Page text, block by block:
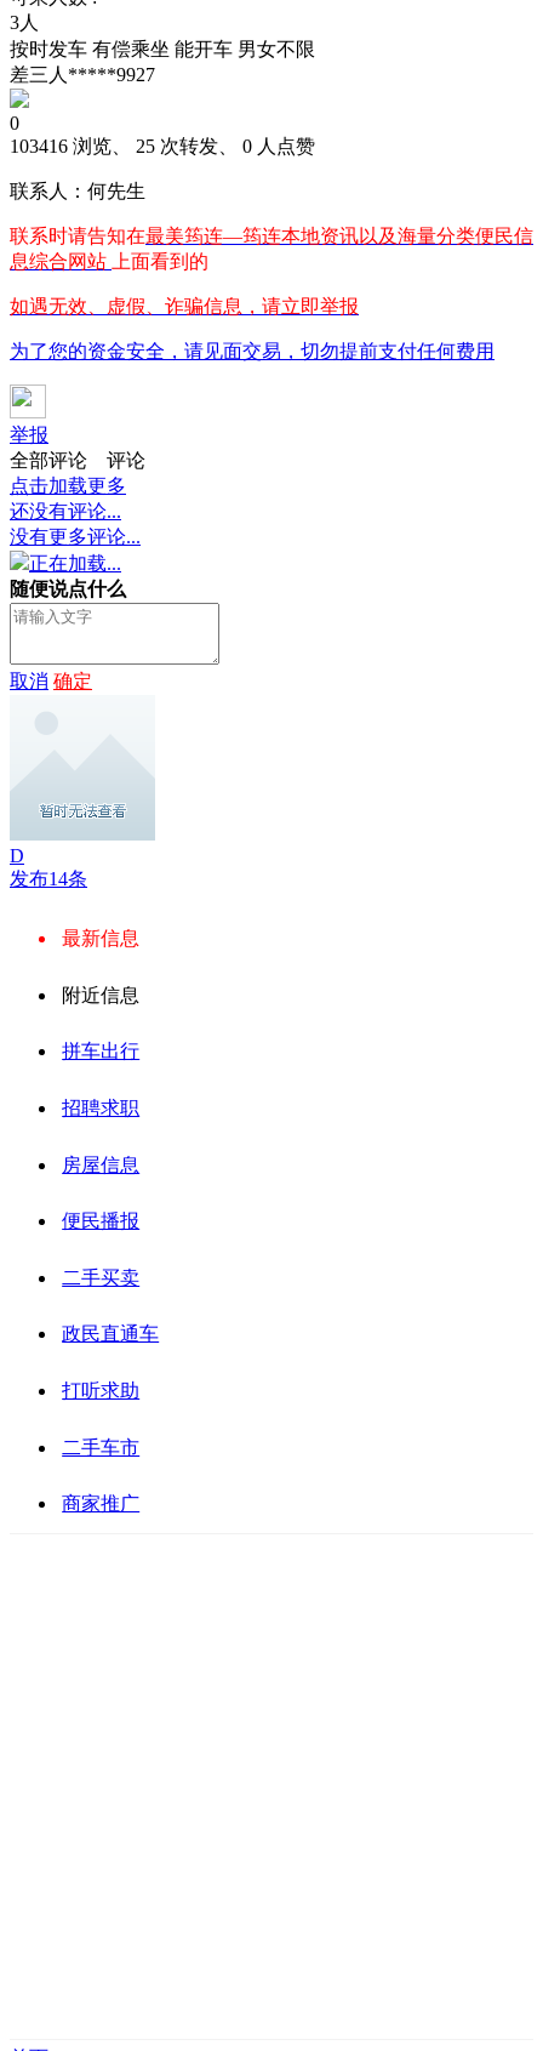
3人
按时发车 有偿乘坐 能开车 男女不限
差三人*****9927
0
103416 浏览、 25 次转发、 0 人点赞
联系人：何先生
联系时请告知在最美筠连—筠连本地资讯以及海量分类便民信
息综合网站
上面看到的
如遇无效、虚假、诈骗信息，请立即举报
为了您的资金安全，请见面交易，切勿提前支付任何费用
举报
全部评论
评论
点击加载更多
还没有评论...
没有更多评论...
正在加载...
随便说点什么
取消 确定
D
发布14条
最新信息
附近信息
拼车出行
招聘求职
房屋信息
便民播报
二手买卖
政民直通车
打听求助
二手车市
商家推广